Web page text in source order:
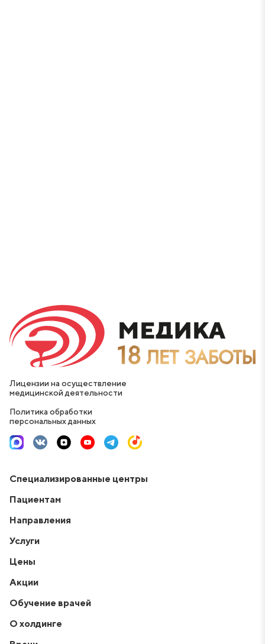
Лицензии на осуществление
медицинской деятельности
Политика обработки
персональных данных
Специализированные центры
Пациентам
Направления
Услуги
Цены
Акции
Обучение врачей
О холдинге